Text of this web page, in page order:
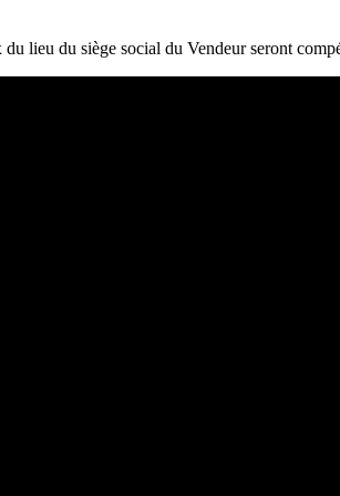
lieu du siège social du Vendeur seront